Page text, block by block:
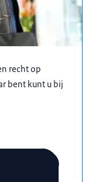
recht op
bent kunt u bij